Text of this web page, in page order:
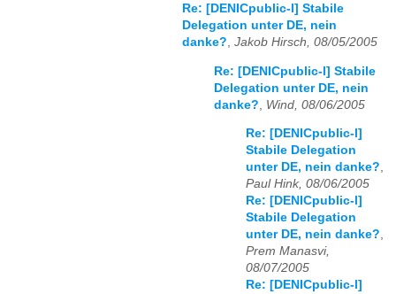
Re: [DENICpublic-l] Stabile
Delegation unter DE, nein
danke? Jakob Hirsch, 08/05/2005
Re: [DENICpublic-l] Stabile
Delegation unter DE, nein
danke?
Wind, 08/06/2005
Re: [DENICpublic-l]
Stabile Delegation
unter DE, nein danke?,
Paul Hink, 08/06/2005
Re: [DENICpublic-l]
Stabile Delegation
unter DE, nein danke?,
Prem Manasvi,
08/07/2005
Re: [DENICpublic-l]